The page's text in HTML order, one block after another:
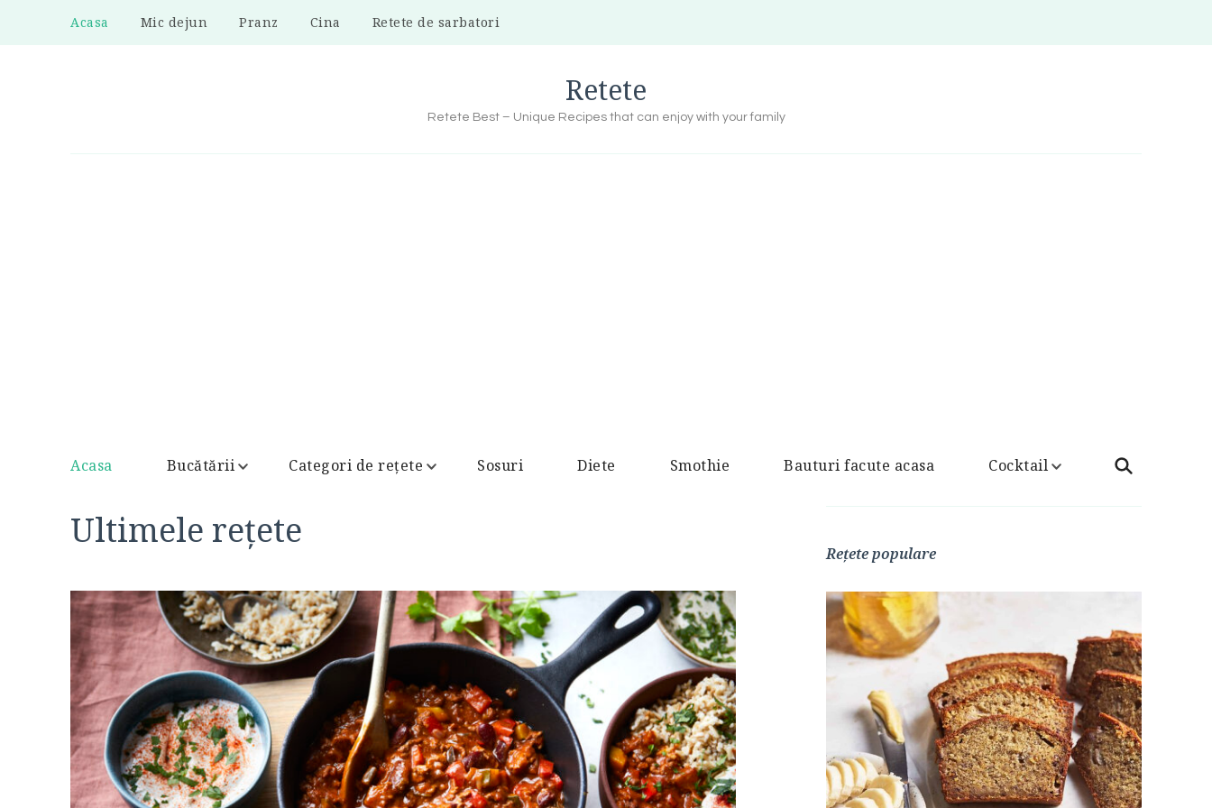
Acasa Mic dejun Pranz Cina Retete de sarbatori
Retete
Retete Best – Unique Recipes that can enjoy with your family
Acasa Bucătării Categori de rețete Sosuri Diete Smothie Bauturi facute acasa Cocktail
Ultimele rețete
Rețete populare